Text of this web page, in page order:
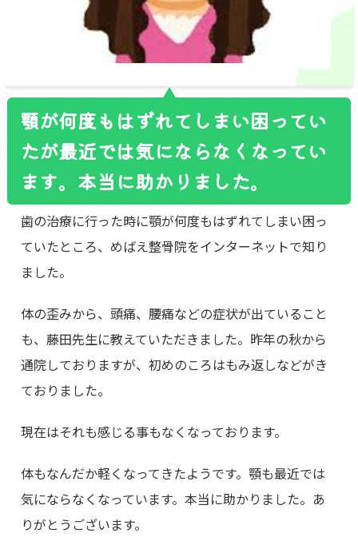
顎が何度もはずれてしまい困ってい
たが最近では気にならなくなってい
ます。本当に助かりました。
歯の治療に行った時に顎が何度もはずれてしまい困っ
ていたところ、めばえ整骨院をインターネットで知り
ました。
体の歪みから、頭痛、腰痛などの症状が出ていること
も、藤田先生に教えていただきました。昨年の秋から
通院しておりますが、初めのころはもみ返しなどがき
ておりました。
現在はそれも感じる事もなくなっております。
体もなんだか軽くなってきたようです。顎も最近では
気にならなくなっています。本当に助かりました。あ
りがとうございます。